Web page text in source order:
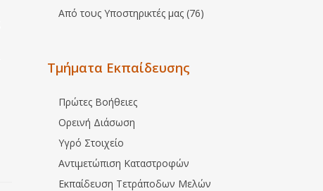
Από τους Υποστηρικτές μας (76)
Τμήματα Εκπαίδευσης
Πρώτες Βοήθειες
Ορεινή Διάσωση
Υγρό Στοιχείο
Αντιμετώπιση Καταστροφών
Εκπαίδευση Τετράποδων Μελών